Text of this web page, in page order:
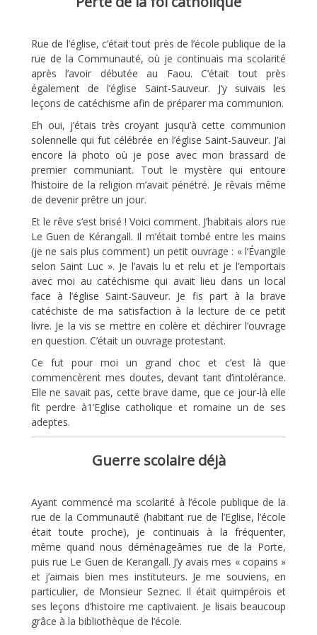
Rue de l’église, c’était tout près de l’école publique de la
rue de la Communauté, où je continuais ma scolarité
après l’avoir débutée au Faou. C’était tout près
également de l’église Saint-Sauveur. J’y suivais les
leçons de catéchisme afin de préparer ma communion.
Eh oui, j’étais très croyant jusqu’à cette communion
solennelle qui fut célébrée en l’église Saint-Sauveur. J’ai
encore la photo où je pose avec mon brassard de
premier communiant. Tout le mystère qui entoure
l’histoire de la religion m’avait pénétré. Je rêvais même
de devenir prêtre un jour.
Et le rêve s’est brisé ! Voici comment. J’habitais alors rue
Le Guen de Kérangall. Il m’était tombé entre les mains
(je ne sais plus comment) un petit ouvrage : « l’Évangile
selon Saint Luc ». Je l’avais lu et relu et je l’emportais
avec moi au catéchisme qui avait lieu dans un local
face à l’église Saint-Sauveur. Je fis part à la brave
catéchiste de ma satisfaction à la lecture de ce petit
livre. Je la vis se mettre en colère et déchirer l’ouvrage
en question. C’était un ouvrage protestant.
Ce fut pour moi un grand choc et c’est là que
commencèrent mes doutes, devant tant d’intolérance.
Elle ne savait pas, cette brave dame, que ce jour-là elle
fit perdre à1’Eglise catholique et romaine un de ses
adeptes.
Guerre scolaire déjà
Ayant commencé ma scolarité à l’école publique de la
rue de la Communauté (habitant rue de l’Eglise, l’école
était toute proche), je continuais à la fréquenter,
même quand nous déménageâmes rue de la Porte,
puis rue Le Guen de Kerangall. J’y avais mes « copains »
et j’aimais bien mes instituteurs. Je me souviens, en
particulier, de Monsieur Seznec. Il était quimpérois et
ses leçons d’histoire me captivaient. Je lisais beaucoup
grâce à la bibliothèque de l’école.